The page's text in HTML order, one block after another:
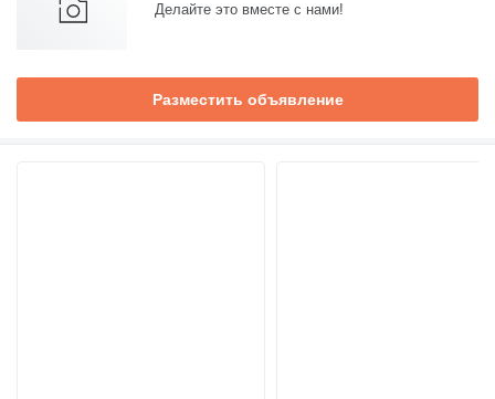
Делайте это вместе с нами!
Разместить объявление